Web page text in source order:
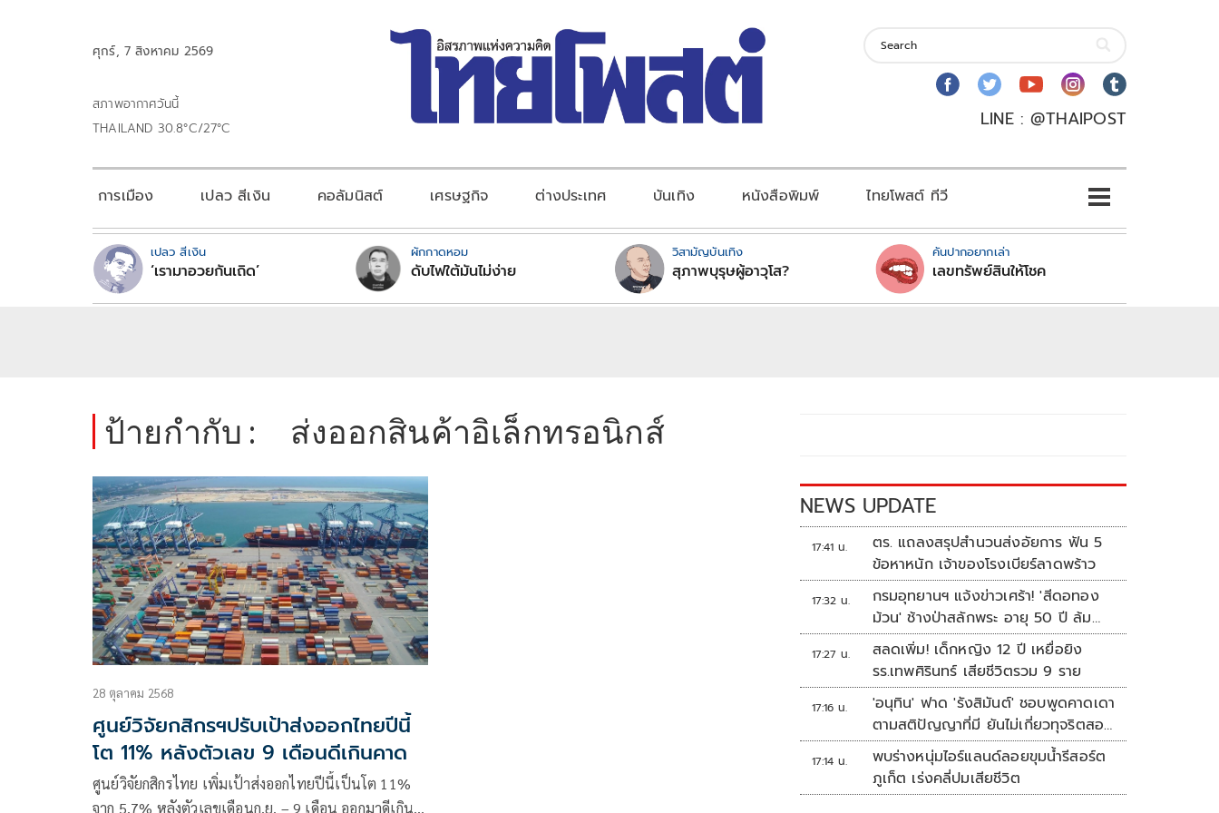
ศุกร์, 7 สิงหาคม 2569
สภาพอากาศวันนี้
THAILAND 30.8°C/27°C
LINE : @THAIPOST
การเมือง เปลว สีเงิน คอลัมนิสต์ เศรษฐกิจ ต่างประเทศ บันเทิง หนังสือพิมพ์ ไทยโพสต์ ทีวี
เปลว สีเงิน
‘เรามาอวยกันเถิด’
ผักกาดหอม
ดับไฟใต้มันไม่ง่าย
วิสามัญบันเทิง
สุภาพบุรุษผู้อาวุโส?
คันปากอยากเล่า
เลขทรัพย์สินให้โชค
ป้ายกำกับ : ส่งออกสินค้าอิเล็กทรอนิกส์
28 ตุลาคม 2568
ศูนย์วิจัยกสิกรฯปรับเป้าส่งออกไทยปีนี้
โต 11% หลังตัวเลข 9 เดือนดีเกินคาด
ศูนย์วิจัยกสิกรไทย เพิ่มเป้าส่งออกไทยปีนี้เป็นโต 11%
จาก 5.7% หลังตัวเลขเดือนก.ย. – 9 เดือน ออกมาดีเกิน
NEWS UPDATE
17:41 น.
ตร. แถลงสรุปสำนวนส่งอัยการ ฟัน 5
ข้อหาหนัก เจ้าของโรงเบียร์ลาดพร้าว
17:32 น.
กรมอุทยานฯ แจ้งข่าวเศร้า! 'สีดอทอง
ม้วน' ช้างป่าสลักพระ อายุ 50 ปี ล้ม
แล้ว
17:27 น.
สลดเพิ่ม! เด็กหญิง 12 ปี เหยื่อยิง
รร.เทพศิรินทร์ เสียชีวิตรวม 9 ราย
17:16 น.
'อนุทิน' ฟาด 'รังสิมันต์' ชอบพูดคาดเดา
ตามสติปัญญาที่มี ยันไม่เกี่ยวทุจริตสอบ
ท้องถิ่น
17:14 น.
พบร่างหนุ่มไอร์แลนด์ลอยขุมน้ำรีสอร์ต
ภูเก็ต เร่งคลี่ปมเสียชีวิต